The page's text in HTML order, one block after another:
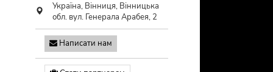
Україна, Вінниця, Вінницька
обл. вул. Генерала Арабея, 2
Написати нам